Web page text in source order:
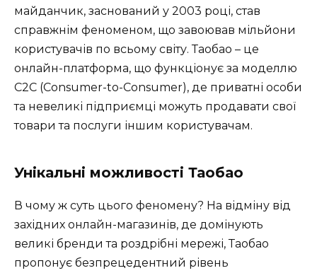
майданчик, заснований у 2003 році, став
справжнім феноменом, що завоював мільйони
користувачів по всьому світу. Таобао – це
онлайн-платформа, що функціонує за моделлю
C2C (Consumer-to-Consumer), де приватні особи
та невеликі підприємці можуть продавати свої
товари та послуги іншим користувачам.
Унікальні можливості Таобао
В чому ж суть цього феномену? На відміну від
західних онлайн-магазинів, де домінують
великі бренди та роздрібні мережі, Таобао
пропонує безпрецедентний рівень